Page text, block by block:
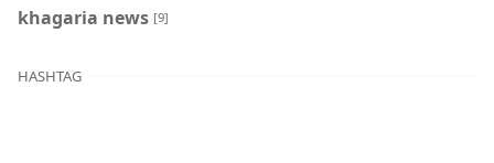
khagaria news [9]
HASHTAG